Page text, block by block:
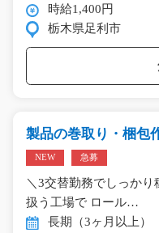
時給1,400円
栃木県足利市
製品の巻取り・梱包
NEW 急募
＼3交替勤務でしっか
扱う工場で ロール…
長期（3ヶ月以上）